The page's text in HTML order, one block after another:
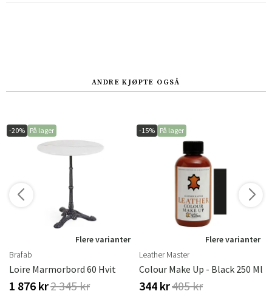
ANDRE KJØPTE OGSÅ
-20% På lager
Flere varianter
Brafab
Loire Marmorbord 60 Hvit
1 876 kr2 345 kr
-15% På lager
Flere varianter
Leather Master
Colour Make Up - Black 250 Ml
344 kr405 kr